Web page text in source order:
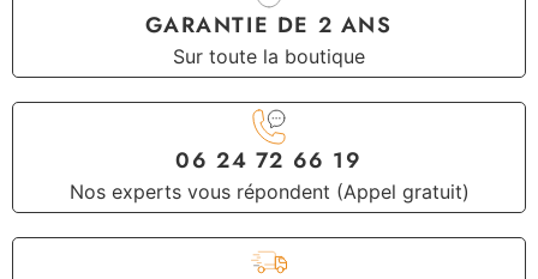
GARANTIE DE 2 ANS
Sur toute la boutique
06 24 72 66 19
Nos experts vous répondent (Appel gratuit)